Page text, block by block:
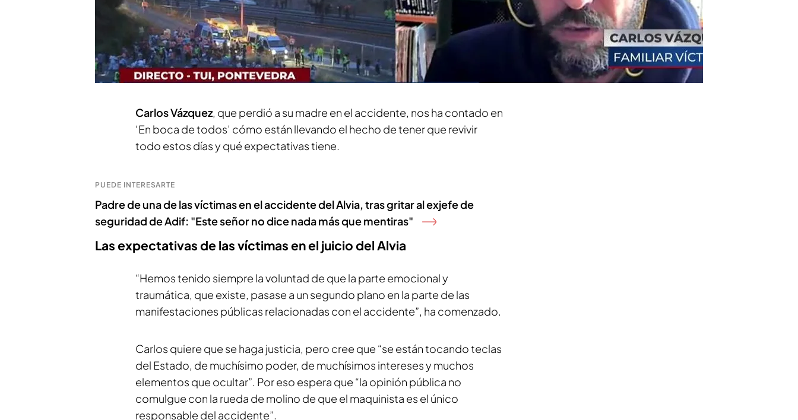
de julio de 2013, en el terribleaccidente del Alvia en Angrois. Este octubre
ha empezado el juicio del caso, que en un principio parecía fruto de un
despiste del maquinista. Pero las asociaciones de víctimas no se quedan
ahí: señalan una serie denegligenciasque, de haberse evitado, podrían
haber impedido la tragedia.
Carlos Vázquez, que perdió a su madre en el accidente, nos ha contado en
‘En boca de todos’ cómo están llevando el hecho de tener que revivir
todo estos días y qué expectativas tiene.
PUEDE INTERESARTE
Padre de una de las víctimas en el accidente del Alvia, tras gritar al exjefe de
seguridad de Adif: "Este señor no dice nada más que mentiras"
Las expectativas de las víctimas en el juicio del Alvia
“Hemos tenido siempre la voluntad de que la parte emocional y
traumática, que existe, pasase a un segundo plano en la parte de las
manifestaciones públicas relacionadas con el accidente”, ha comenzado.
Carlos quiere que se haga justicia, pero cree que “se están tocando teclas
del Estado, de muchísimo poder, de muchísimos intereses y muchos
elementos que ocultar”. Por eso espera que “la opinión pública no
comulgue con la rueda de molino de que el maquinista es el único
responsable del accidente”.